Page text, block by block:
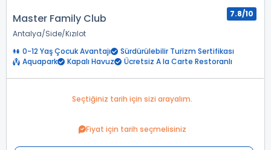
Master Family Club
Antalya Side Kızılot
7.8/10
0-12 Yaş Çocuk Avantajı
Sürdürülebilir Turizm Sertifikası
Aquapark
Kapalı Havuz Ücretsiz A la Carte Restoranlı
Seçtiğiniz tarih için sizi arayalım.
Fiyat için tarih seçmelisiniz